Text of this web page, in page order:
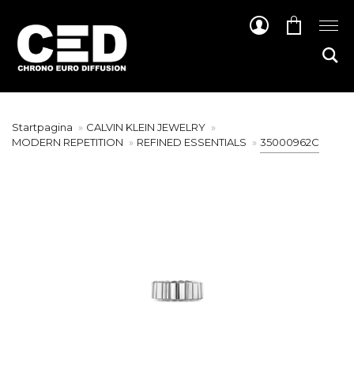
Startpagina
CALVIN KLEIN JEWELRY
MODERN REPETITION
REFINED ESSENTIALS 35000962C